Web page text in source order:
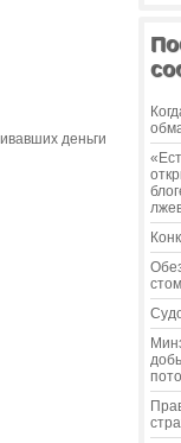
деньги